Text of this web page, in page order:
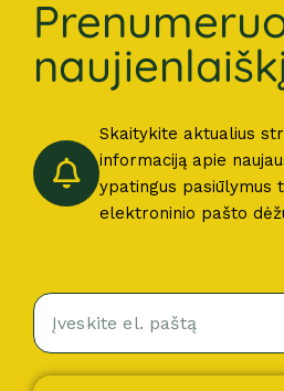
Skaitykite aktualius
informaciją apie
ypatingus pasiūlymus
elektroninio pašto